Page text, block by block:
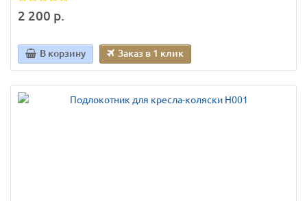
2 200 р.
В корзину Заказ в 1 клик